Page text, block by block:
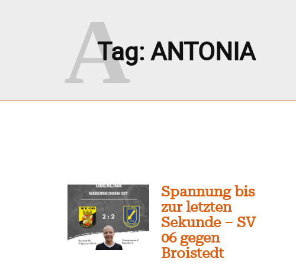
Tag:ANTONIA
A
Spannung bis
zur letzten
Sekunde – SV
06 gegen
Broistedt